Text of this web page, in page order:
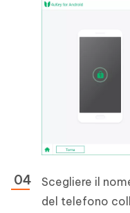
Scegliere il
del telefono